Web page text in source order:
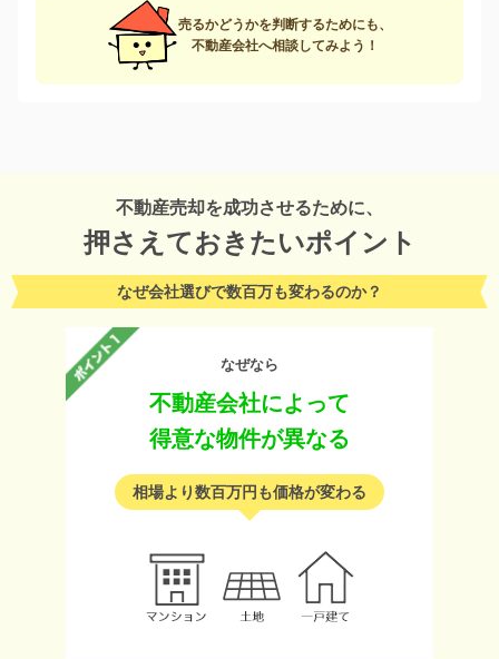
売るかどうかを判断するためにも、
不動産会社へ相談してみよう！
不動産売却を成功させるために、
押さえておきたいポイント
なぜ会社選びで数百万も変わるのか？
なぜなら
不動産会社によって
得意な物件が異なる
相場より数百万円も価格が変わる